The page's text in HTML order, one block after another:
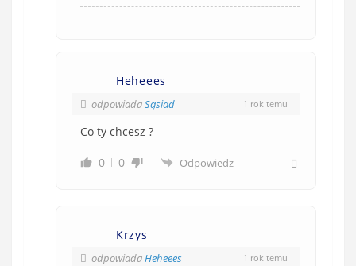
Heheees
odpowiadaSąsiad 1 rok temu
Co ty chcesz ?
0 0 Odpowiedz
Krzys
odpowiadaHeheees 1 rok temu